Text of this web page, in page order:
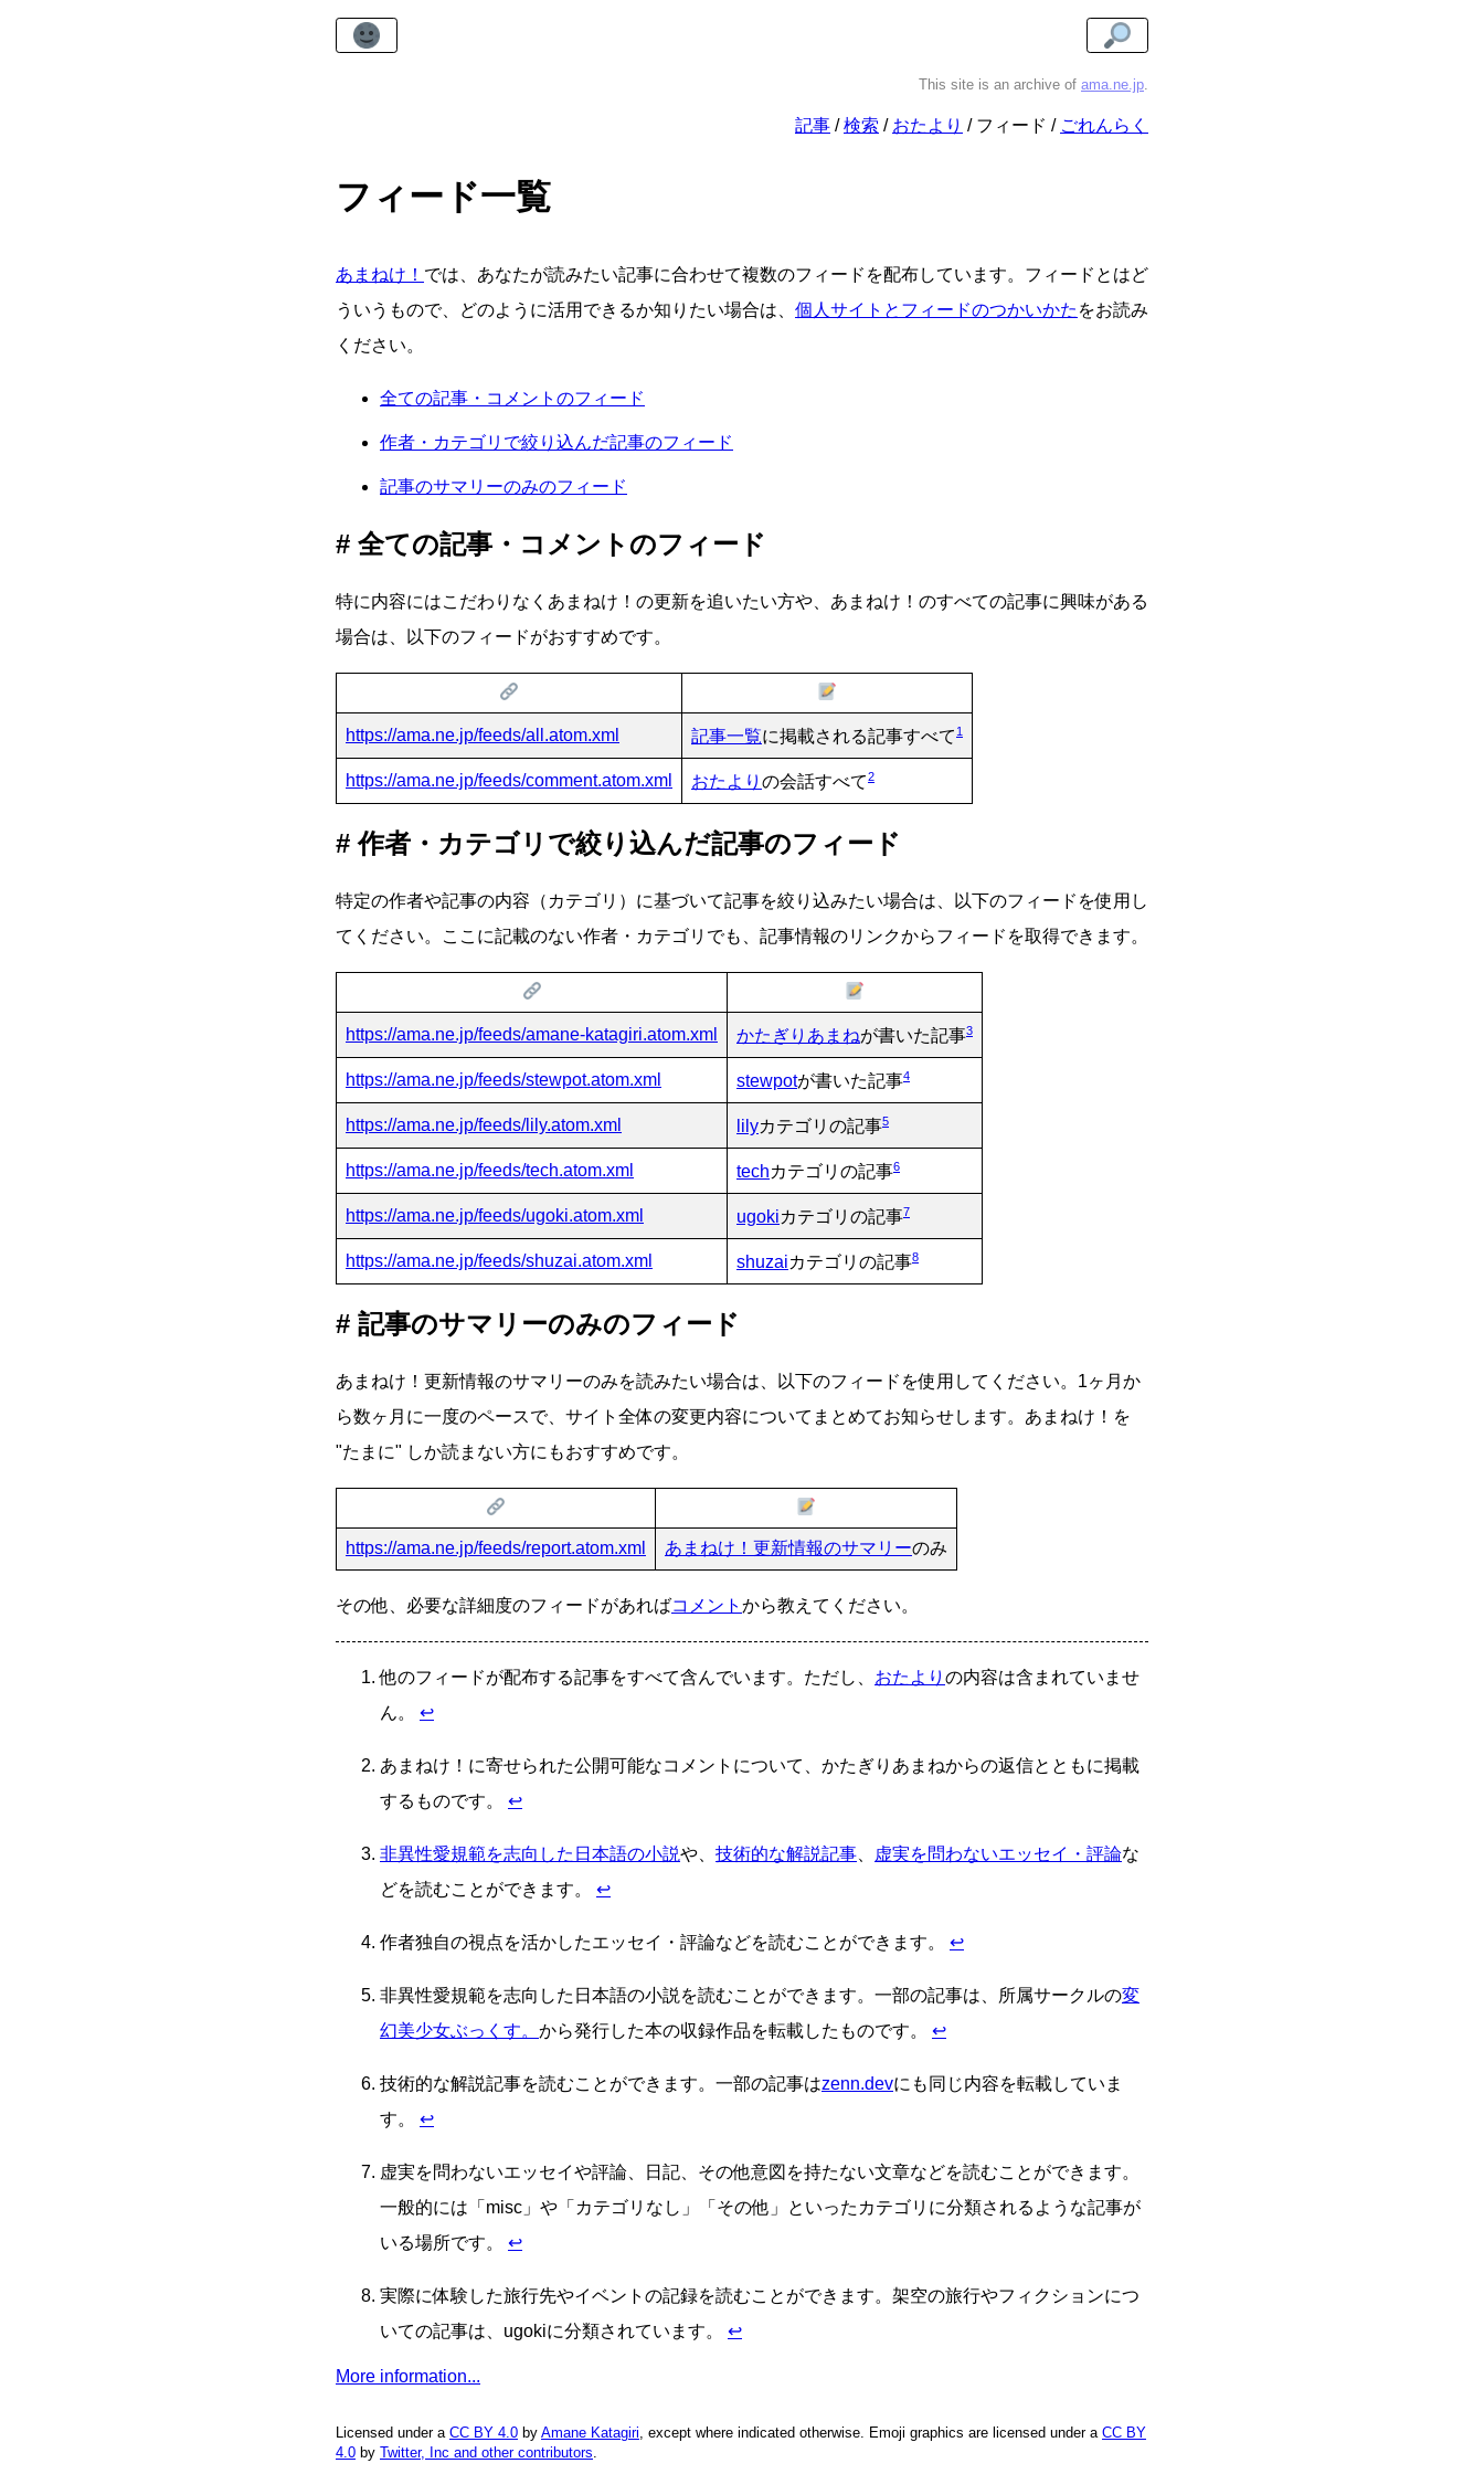
This site is an archive of ama.ne.jp.
記事 検索 おたより フィード ごれんらく
フィード一覧
あまねけ！ では、あなたが読みたい記事に合わせて複数のフィードを配布しています。フィードとはど
ういうもので、どのように活用できるか知りたい場合は、 個人サイトとフィードのつかいかた をお読み
ください。
全ての記事・コメントのフィード
作者・カテゴリで絞り込んだ記事のフィード
記事のサマリーのみのフィード
全ての記事・コメントのフィード
特に内容にはこだわりなくあまねけ！の更新を追いたい方や、あまねけ！のすべての記事に興味がある
場合は、以下のフィードがおすすめです。
https://ama.ne.jp/feeds/all.atom.xml 記事一覧に掲載される記事すべて 1
https://ama.ne.jp/feeds/comment.atom.xml おたより の会話すべて2
作者・カテゴリで絞り込んだ記事のフィード
特定の作者や記事の内容（カテゴリ）に基づいて記事を絞り込みたい場合は、以下のフィードを使用し
てください。ここに記載のない作者・カテゴリでも、記事情報のリンクからフィードを取得できます。
https://ama.ne.jp/feeds/amane-katagiri.atom.xml かたぎりあまねが書いた記事3
https://ama.ne.jp/feeds/stewpot.atom.xml stewpotが書いた記事4
https://ama.ne.jp/feeds/lily.atom.xml lilyカテゴリの記事5
https://ama.ne.jp/feeds/tech.atom.xml techカテゴリの記事6
https://ama.ne.jp/feeds/ugoki.atom.xml ugokiカテゴリの記事7
https://ama.ne.jp/feeds/shuzai.atom.xml shuzaiカテゴリの記事8
記事のサマリーのみのフィード
あまねけ！更新情報のサマリーのみを読みたい場合は、以下のフィードを使用してください。1ヶ月か
ら数ヶ月に一度のペースで、サイト全体の変更内容についてまとめてお知らせします。あまねけ！を
たまに
しか読まない方にもおすすめです。
https://ama.ne.jp/feeds/report.atom.xml あまねけ！更新情報のサマリーのみ
その他、必要な詳細度のフィードがあればコメント から教えてください。
他のフィードが配布する記事をすべて含んでいます。ただし、 おたより の内容は含まれていませ
ん。 ↩
あまねけ！に寄せられた公開可能なコメントについて、かたぎりあまねからの返信とともに掲載
するものです。 ↩
非異性愛規範を志向した日本語の小説や、 技術的な解説記事 虚実を問わないエッセイ・評論な
どを読むことができます。 ↩
作者独自の視点を活かしたエッセイ・評論などを読むことができます。 ↩
非異性愛規範を志向した日本語の小説を読むことができます。一部の記事は、所属サークルの変
幻美少女ぶっくす。 から発行した本の収録作品を転載したものです。 ↩
技術的な解説記事を読むことができます。一部の記事はzenn.devにも同じ内容を転載していま
す。 ↩
虚実を問わないエッセイや評論、日記、その他意図を持たない文章などを読むことができます。
一般的には「misc」や「カテゴリなし」「その他」といったカテゴリに分類されるような記事が
いる場所です。 ↩
実際に体験した旅行先やイベントの記録を読むことができます。架空の旅行やフィクションにつ
いての記事は、ugokiに分類されています。 ↩
More information...
Licensed under a CC BY 4.0 by Amane Katagiri , except where indicated otherwise. Emoji graphics are licensed under a CC BY
4.0 by Twitter, Inc and other contributors